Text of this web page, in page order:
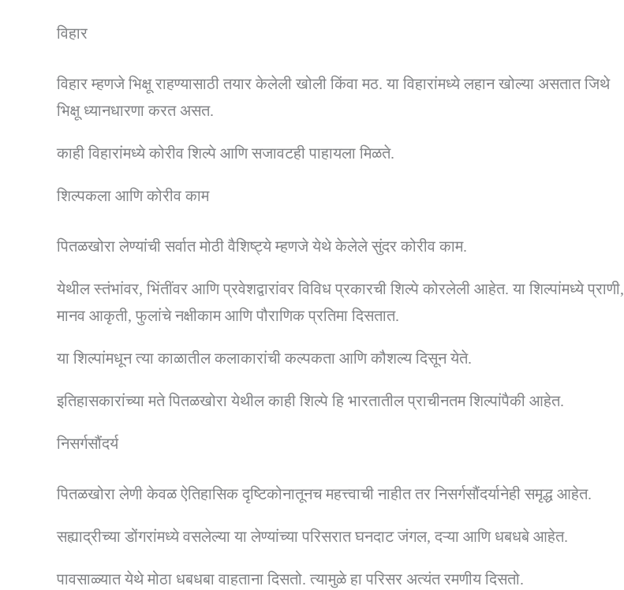
विहार
विहार म्हणजे भिक्षू राहण्यासाठी तयार केलेली खोली किंवा मठ. या विहारांमध्ये लहान खोल्या असतात जिथे
भिक्षू ध्यानधारणा करत असत.
काही विहारांमध्ये कोरीव शिल्पे आणि सजावटही पाहायला मिळते.
शिल्पकला आणि कोरीव काम
पितळखोरा लेण्यांची सर्वात मोठी वैशिष्ट्ये म्हणजे येथे केलेले सुंदर कोरीव काम.
येथील स्तंभांवर, भिंतींवर आणि प्रवेशद्वारांवर विविध प्रकारची शिल्पे कोरलेली आहेत. या शिल्पांमध्ये प्राणी,
मानव आकृती, फुलांचे नक्षीकाम आणि पौराणिक प्रतिमा दिसतात.
या शिल्पांमधून त्या काळातील कलाकारांची कल्पकता आणि कौशल्य दिसून येते.
इतिहासकारांच्या मते पितळखोरा येथील काही शिल्पे हि भारतातील प्राचीनतम शिल्पांपैकी आहेत.
निसर्गसौंदर्य
पितळखोरा लेणी केवळ ऐतिहासिक दृष्टिकोनातूनच महत्त्वाची नाहीत तर निसर्गसौंदर्यानेही समृद्ध आहेत.
सह्याद्रीच्या डोंगरांमध्ये वसलेल्या या लेण्यांच्या परिसरात घनदाट जंगल, दऱ्या आणि धबधबे आहेत.
पावसाळ्यात येथे मोठा धबधबा वाहताना दिसतो. त्यामुळे हा परिसर अत्यंत रमणीय दिसतो.